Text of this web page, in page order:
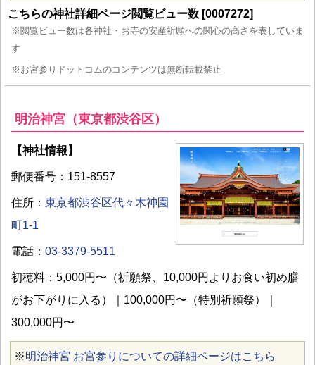
こちらの神社詳細ページ閲覧ビュー数 [0007272]
※閲覧ビュー数は各神社・お寺の安産祈願への関心の高さを表していま
す
※お宮参りドットコムのコンテンツは無断転載禁止
明治神宮（東京都渋谷区）
【神社情報】
郵便番号：151-8557
住所： 東京都渋谷区代々木神園
町1-1
電話： 03-3379-5511
初穂料：5,000円〜（祈願祭、10,000円よりお食い初め膳
がお下がりに入る）｜100,000円〜（特別祈願祭）｜
300,000円〜
※明治神宮 お宮参りについての詳細ページはこちら